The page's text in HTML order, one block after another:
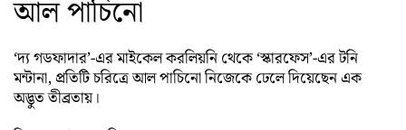
আল পাচিনো
‘দ্য গডফাদার’-এর মাইকেল করলিয়নি থেকে ‘স্কারফেস’-এর টনি
মন্টানা, প্রতিটি চরিত্রে আল পাচিনো নিজেকে ঢেলে দিয়েছেন এক
অদ্ভুত তীব্রতায়।